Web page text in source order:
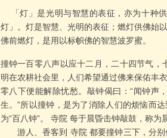
「灯」是光明与智慧的表征，亦为十种
灯」。灯是智慧、光明的表征；燃灯供佛始
佛前燃灯，是用以标帜佛的智慧波罗蜜。
撞钟一百零八声以应十二月，二十四节气，
明在农耕社会里，人们希望通过佛来保佑丰
零八下便能解除忧愁。敲钟偈曰：“闻钟声
生。”所以撞钟，是为了消除人们的烦恼而
为“百八钟”。 寺院 每于晨昏击钟敲鼓，称为
游人、香客到 寺院都要撞钟三下，分